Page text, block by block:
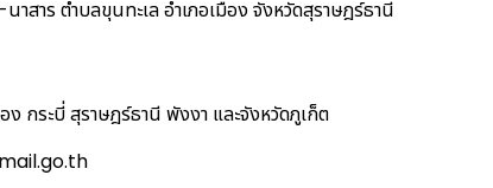
าสาร ตำบลขุนทะเล อำเภอเมือง จังหวัดสุราษฎร์ธานี
กระบี่ สุราษฎร์ธานี พังงา และจังหวัดภูเก็ต